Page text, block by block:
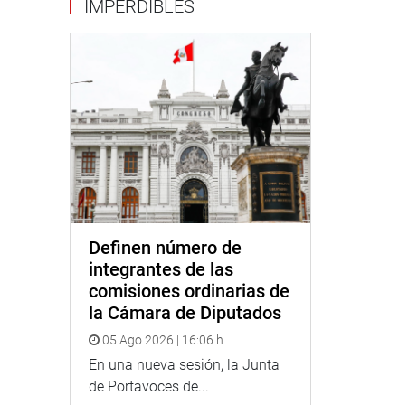
IMPERDIBLES
Definen número de
integrantes de las
comisiones ordinarias de
la Cámara de Diputados
05 Ago 2026 | 16:06 h
En una nueva sesión, la Junta
de Portavoces de...